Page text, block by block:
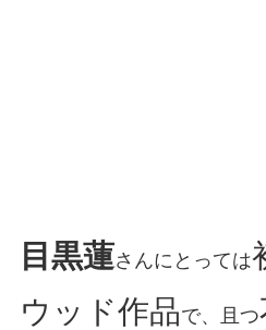
目黒蓮さんにとっては
ウッド作品で、且つ